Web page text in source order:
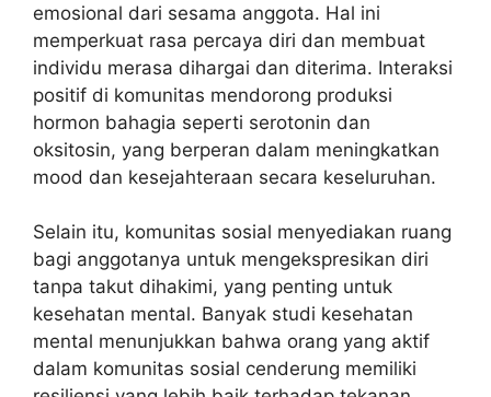
emosional dari sesama anggota. Hal ini
memperkuat rasa percaya diri dan membuat
individu merasa dihargai dan diterima. Interaksi
positif di komunitas mendorong produksi
hormon bahagia seperti serotonin dan
oksitosin, yang berperan dalam meningkatkan
mood dan kesejahteraan secara keseluruhan.
Selain itu, komunitas sosial menyediakan ruang
bagi anggotanya untuk mengekspresikan diri
tanpa takut dihakimi, yang penting untuk
kesehatan mental. Banyak studi kesehatan
mental menunjukkan bahwa orang yang aktif
dalam komunitas sosial cenderung memiliki